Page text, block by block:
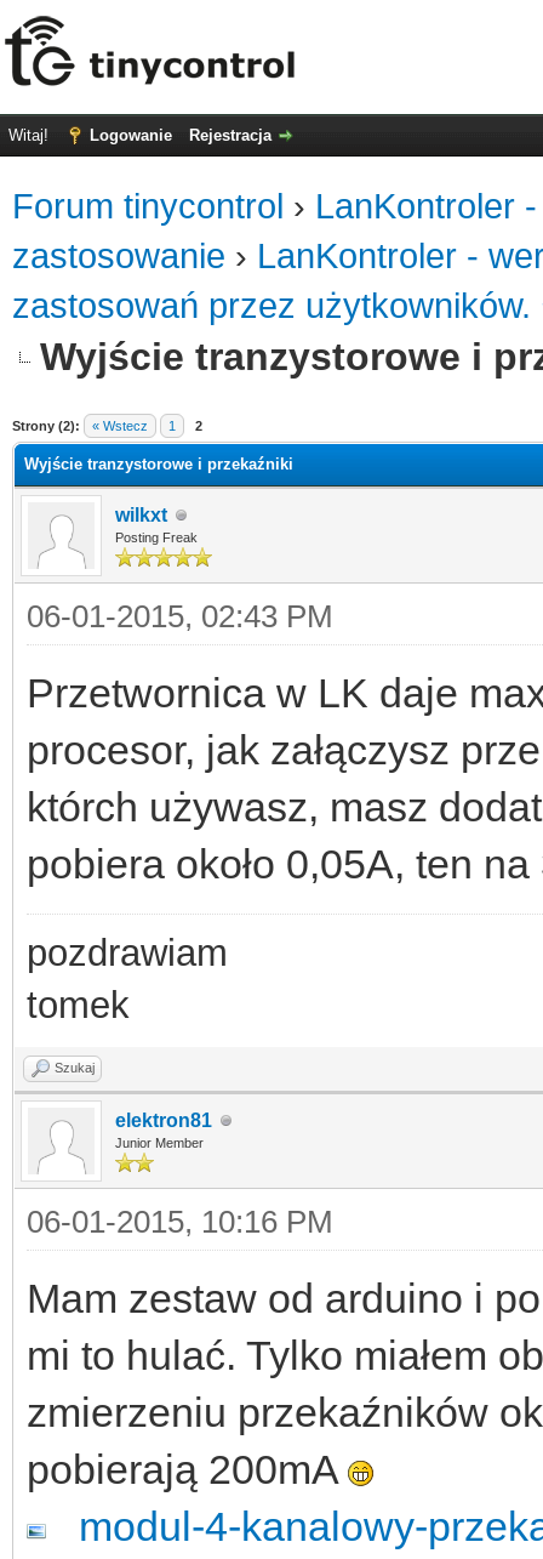
Witaj! Logowanie Rejestracja
Forum tinycontrol › LanKontroler
zastosowanie › LanKontroler -
zastosowań przez użytkowników.
Wyjście tranzystorowe i
Strony (2): « Wstecz 1 2
Wyjście tranzystorowe i przekaźniki
wilkxt
Posting Freak
06-01-2015, 02:43 PM
Przetwornica w LK daje
procesor, jak załączysz
którch używasz, masz
pobiera około 0,05A, ten
pozdrawiam
tomek
Szukaj
elektron81
Junior Member
06-01-2015, 10:16 PM
Mam zestaw od arduino i
mi to hulać. Tylko miałem
zmierzeniu przekaźników
pobierają 200mA
modul-4-kanalowy-